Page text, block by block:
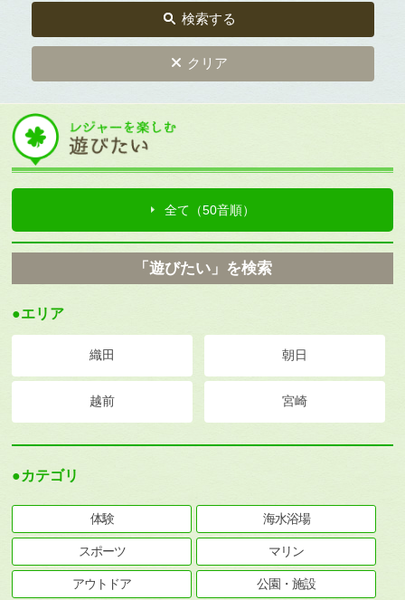
検索する
クリア
全て（50音順）
「遊びたい」を検索
●エリア
織田 朝日
越前 宮崎
●カテゴリ
体験 海水浴場
スポーツ マリン
アウトドア 公園・施設